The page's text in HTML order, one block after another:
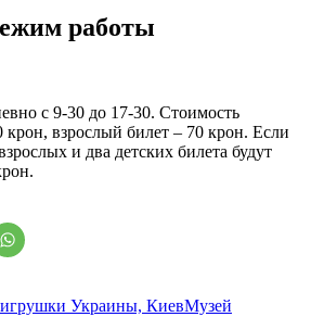
работы
с 9-30 до 17-30. Стоимость
крон, взрослый билет – 70 крон. Если
и два детских билета будут
Украины, КиевМузей